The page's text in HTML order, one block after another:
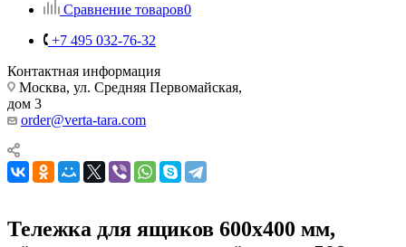
Сравнение товаров0
+7 495 032-76-32
Контактная информация
Москва, ул. Средняя Первомайская,
дом 3
order@verta-tara.com
Тележка для ящиков 600х400 мм,